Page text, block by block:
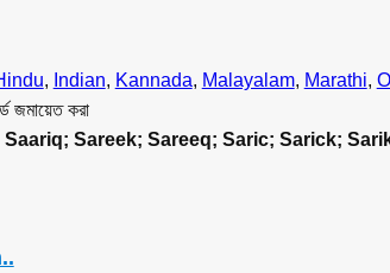
, Indian, Kannada, Malayalam, Marathi,
জমায়েত করা
Sareek; Sareeq; Saric; Sarick;